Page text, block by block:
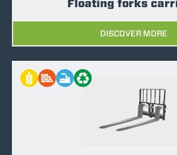
Floating forks
DISCOVER MORE